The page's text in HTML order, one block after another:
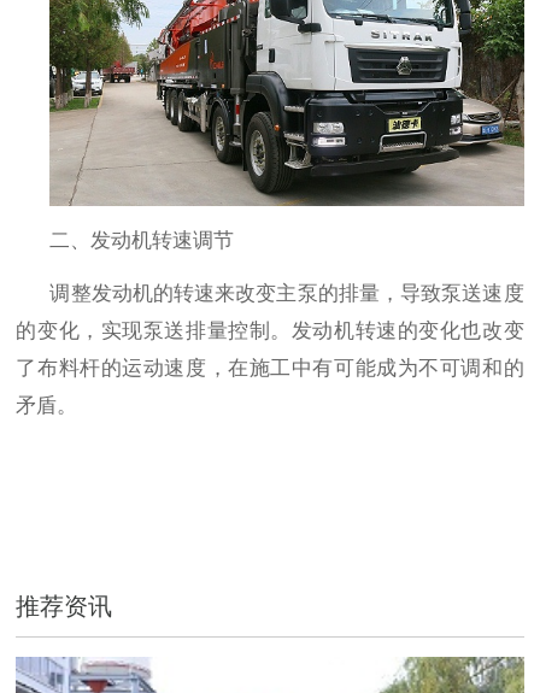
二、发动机转速调节
调整发动机的转速来改变主泵的排量，导致泵送速度
的变化，实现泵送排量控制。发动机转速的变化也改变
了布料杆的运动速度，在施工中有可能成为不可调和的
矛盾。
推荐资讯